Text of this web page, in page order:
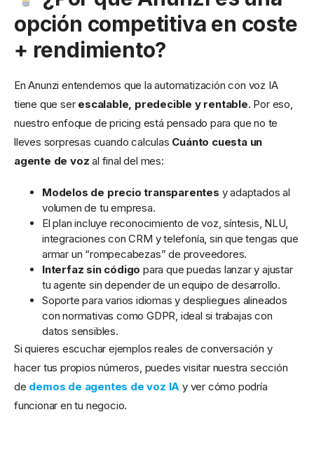
opción competitiva en coste
+ rendimiento?
En Anunzi entendemos que la automatización con voz IA
tiene que ser escalable, predecible y rentable. Por eso,
nuestro enfoque de pricing está pensado para que no te
lleves sorpresas cuando calculas Cuánto cuesta un
agente de voz al final del mes:
Modelos de precio transparentes y adaptados al
volumen de tu empresa.
El plan incluye reconocimiento de voz, síntesis, NLU,
integraciones con CRM y telefonía, sin que tengas que
armar un “rompecabezas” de proveedores.
Interfaz sin código para que puedas lanzar y ajustar
tu agente sin depender de un equipo de desarrollo.
Soporte para varios idiomas y despliegues alineados
con normativas como GDPR, ideal si trabajas con
datos sensibles.
Si quieres escuchar ejemplos reales de conversación y
hacer tus propios números, puedes visitar nuestra sección
de demos de agentes de voz IA y ver cómo podría
funcionar en tu negocio.